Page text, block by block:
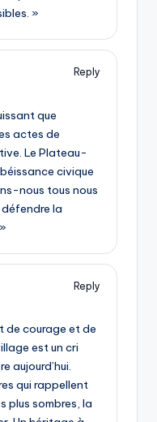
»
Reply
que
actes de
Le Plateau-
civique
nous tous nous
la
Reply
de courage et de
est un cri
aujourd’hui.
qui rappellent
plus sombres, la